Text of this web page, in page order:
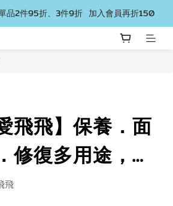
品2件95折、3件9折  加入會員再折150
飛飛】保養．面
修復多用途，法
絲麗寶 寡胜
飛